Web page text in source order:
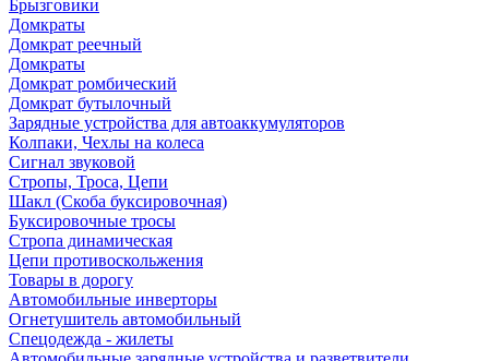
Брызговики
Домкраты
Домкрат реечный
Домкраты
Домкрат ромбический
Домкрат бутылочный
Зарядные устройства для автоаккумуляторов
Колпаки, Чехлы на колеса
Сигнал звуковой
Стропы, Троса, Цепи
Шакл (Скоба буксировочная)
Буксировочные тросы
Стропа динамическая
Цепи противоскольжения
Товары в дорогу
Автомобильные инверторы
Огнетушитель автомобильный
Спецодежда - жилеты